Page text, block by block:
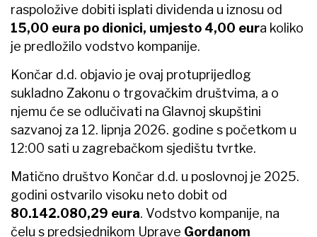
raspoložive dobiti isplati dividenda u iznosu od
15,00 eura po dionici, umjesto 4,00 eura koliko
je predložilo vodstvo kompanije.
Končar d.d. objavio je ovaj protuprijedlog
sukladno Zakonu o trgovačkim društvima, a o
njemu će se odlučivati na Glavnoj skupštini
sazvanoj za 12. lipnja 2026. godine s početkom u
12:00 sati u zagrebačkom sjedištu tvrtke.
Matično društvo Končar d.d. u poslovnoj je 2025.
godini ostvarilo visoku neto dobit od
80.142.080,29 eura. Vodstvo kompanije, na
čelu s predsjednikom Uprave Gordanom